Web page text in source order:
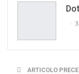
ARTICOLO